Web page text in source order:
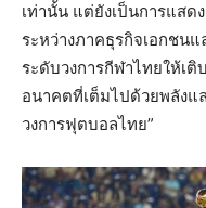
เท่านั้น แต่ยังเป็นการแส
ระหว่างภาคธุรกิจเอกชน
ระดับวงการกีฬาไทยให้เ
อนาคตที่เต็มไปด้วยพลังแ
วงการฟุตบอลไทย”